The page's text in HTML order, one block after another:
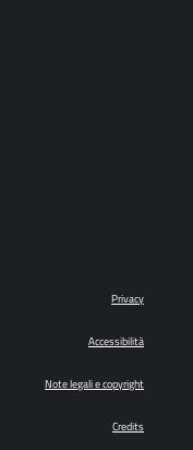
Privacy
Accessibilità
Note legali e copyright
Credits